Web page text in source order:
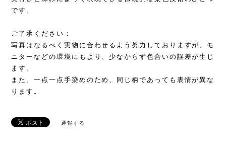
です。
ご了承ください：
写真はなるべく実物に合わせるよう努力しておりますが、モ
ニターなどの環境にもより、少なからず色合いの誤差が生じ
ます。
また、一点一点手染めのため、同じ柄であっても表情が異な
ります。
通報する